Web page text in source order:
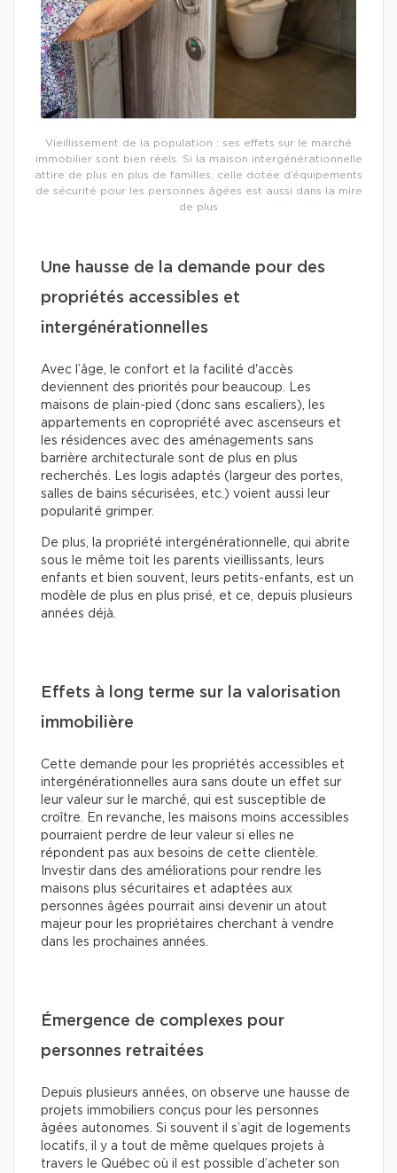
Vieillissement de la population : ses effets sur le marché
immobilier sont bien réels. Si la maison intergénérationnelle
attire de plus en plus de familles, celle dotée d’équipements
de sécurité pour les personnes âgées est aussi dans la mire
de plus
Une hausse de la demande pour des
propriétés accessibles et
intergénérationnelles
Avec l’âge, le confort et la facilité d'accès
deviennent des priorités pour beaucoup. Les
maisons de plain-pied (donc sans escaliers), les
appartements en copropriété avec ascenseurs et
les résidences avec des aménagements sans
barrière architecturale sont de plus en plus
recherchés. Les logis adaptés (largeur des portes,
salles de bains sécurisées, etc.) voient aussi leur
popularité grimper.
De plus, la propriété intergénérationnelle, qui abrite
sous le même toit les parents vieillissants, leurs
enfants et bien souvent, leurs petits-enfants, est un
modèle de plus en plus prisé, et ce, depuis plusieurs
années déjà.
Effets à long terme sur la valorisation
immobilière
Cette demande pour les propriétés accessibles et
intergénérationnelles aura sans doute un effet sur
leur valeur sur le marché, qui est susceptible de
croître. En revanche, les maisons moins accessibles
pourraient perdre de leur valeur si elles ne
répondent pas aux besoins de cette clientèle.
Investir dans des améliorations pour rendre les
maisons plus sécuritaires et adaptées aux
personnes âgées pourrait ainsi devenir un atout
majeur pour les propriétaires cherchant à vendre
dans les prochaines années.
Émergence de complexes pour
personnes retraitées
Depuis plusieurs années, on observe une hausse de
projets immobiliers conçus pour les personnes
âgées autonomes. Si souvent il s’agit de logements
locatifs, il y a tout de même quelques projets à
travers le Québec où il est possible d’acheter son